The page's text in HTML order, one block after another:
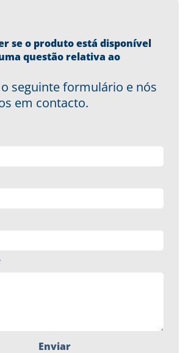
se o produto está disponível
questão relativa ao
seguinte formulário e nós
em contacto.
Enviar